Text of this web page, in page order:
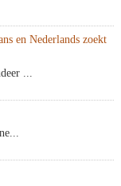
en Nederlands zoekt
...